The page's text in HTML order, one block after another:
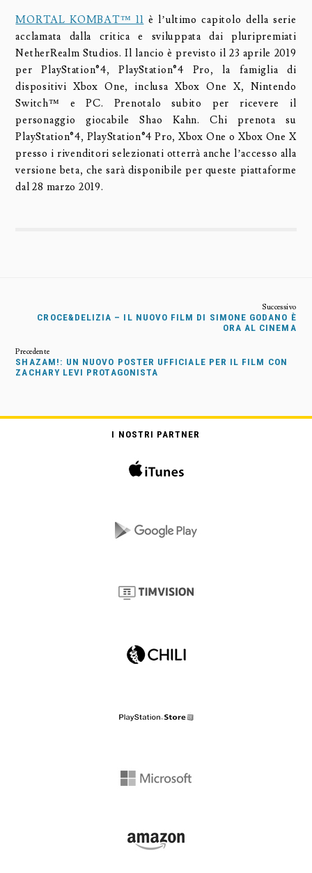
MORTAL KOMBAT™ 11 è l’ultimo capitolo della serie
acclamata dalla critica e sviluppata dai pluripremiati
NetherRealm Studios. Il lancio è previsto il 23 aprile 2019
per PlayStation®4, PlayStation®4 Pro, la famiglia di
dispositivi Xbox One, inclusa Xbox One X, Nintendo
Switch™ e PC. Prenotalo subito per ricevere il
personaggio giocabile Shao Kahn. Chi prenota su
PlayStation®4, PlayStation®4 Pro, Xbox One o Xbox One X
presso i rivenditori selezionati otterrà anche l’accesso alla
versione beta, che sarà disponibile per queste piattaforme
dal 28 marzo 2019.
CROCE&DELIZIA – IL NUOVO FILM DI SIMONE GODANO È
ORA AL CINEMA
SHAZAM!: UN NUOVO POSTER UFFICIALE PER IL FILM CON
ZACHARY LEVI PROTAGONISTA
I NOSTRI PARTNER